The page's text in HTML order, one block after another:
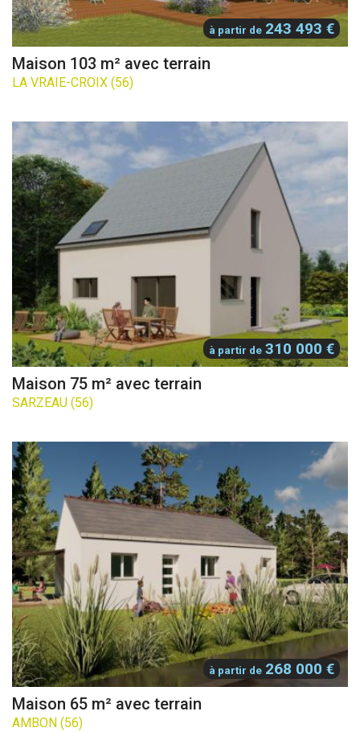
à partir de 243 493 €
Maison 103 m² avec terrain
LA VRAIE-CROIX (56)
à partir de 310 000 €
Maison 75 m² avec terrain
SARZEAU (56)
à partir de 268 000 €
Maison 65 m² avec terrain
AMBON (56)